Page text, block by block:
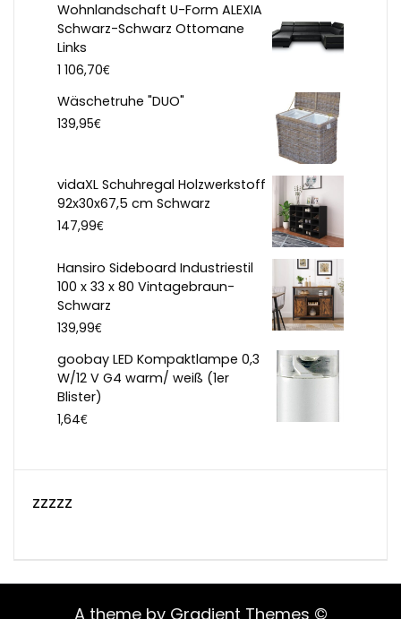
Wohnlandschaft U-Form ALEXIA
Schwarz-Schwarz Ottomane
Links
1 106,70€
Wäschetruhe "DUO"
139,95€
vidaXL Schuhregal Holzwerkstoff
92x30x67,5 cm Schwarz
147,99€
Hansiro Sideboard Industriestil
100 x 33 x 80 Vintagebraun-
Schwarz
139,99€
goobay LED Kompaktlampe 0,3
W/12 V G4 warm/ weiß (1er
Blister)
1,64€
zzzzz
A theme by Gradient Themes ©